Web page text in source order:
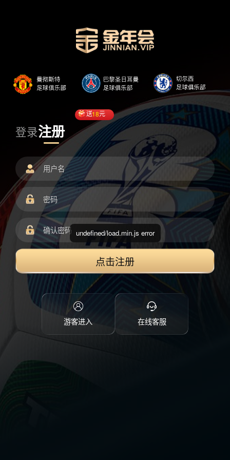
登录注册
送18元
点击注册
游客进入 在线客服
undefined/load.min.js error